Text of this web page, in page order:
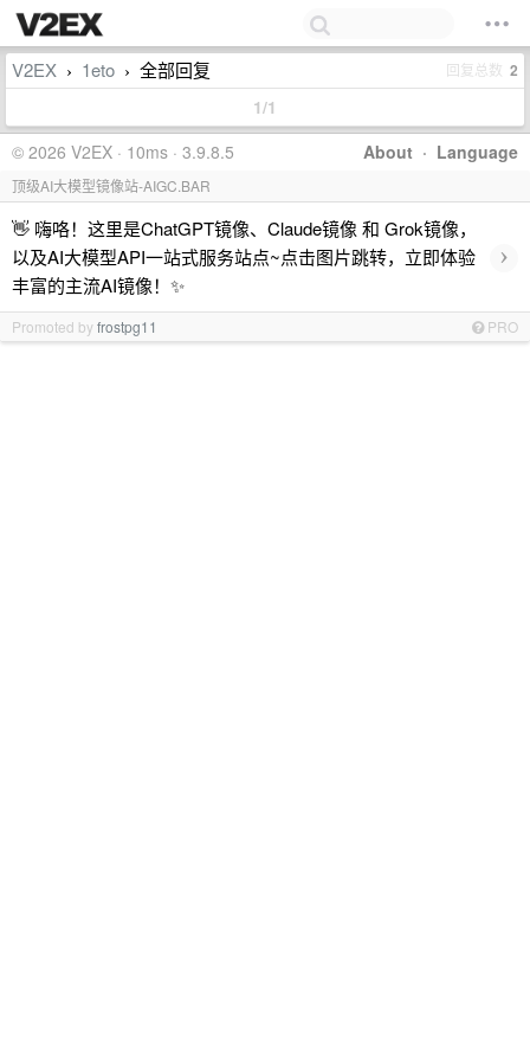
V2EX › 1eto › 全部回复 回复总数 2
1/1
About · Language
© 2026 V2EX · 10ms · 3.9.8.5
顶级AI大模型镜像站-AIGC.BAR
👋 嗨咯！这里是ChatGPT镜像、Claude镜像 和 Grok镜像，
以及AI大模型API一站式服务站点~点击图片跳转，立即体验
丰富的主流AI镜像！✨
›
Promoted byfrostpg11 PRO